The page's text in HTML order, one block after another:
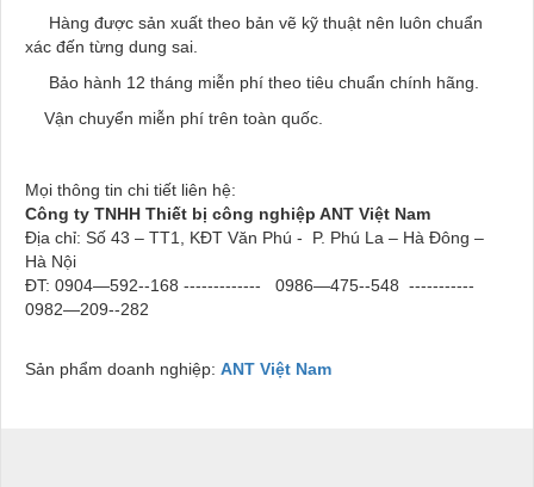
Hàng được sản xuất theo bản vẽ kỹ thuật nên luôn chuẩn
xác đến từng dung sai.
Bảo hành 12 tháng miễn phí theo tiêu chuẩn chính hãng.
Vận chuyển miễn phí trên toàn quốc.
Mọi thông tin chi tiết liên hệ:
Công ty TNHH Thiết bị công nghiệp ANT Việt Nam
Địa chỉ: Số 43 – TT1, KĐT Văn Phú - P. Phú La – Hà Đông –
Hà Nội
ĐT: 0904—592--168 -------------
0986—475--548 -----------
0982—209--282
Sản phẩm doanh nghiệp: ANT Việt Nam